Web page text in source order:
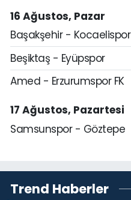
16 Ağustos, Pazar
Başakşehir - Kocaelispor
Beşiktaş - Eyüpspor
Amed - Erzurumspor FK
17 Ağustos, Pazartesi
Samsunspor - Göztepe
Trend Haberler